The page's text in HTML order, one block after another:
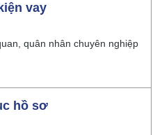
vay
quân nhân chuyên nghiệp
hồ sơ